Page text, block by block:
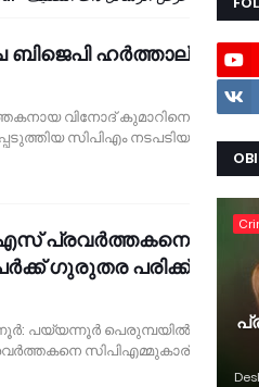
ബിജെപി ഹര്‍ത്താല്‍
വിനോദ് കുമാറിനെ
സിപിഎം നടപടിയ…
പ്രവര്‍ത്തകനെ
ഗുരുതര പരിക്ക്
പയ്യന്നൂര്‍ പെരുമ്പയില്‍
സിപിഎമ്മുകാര്‍ …